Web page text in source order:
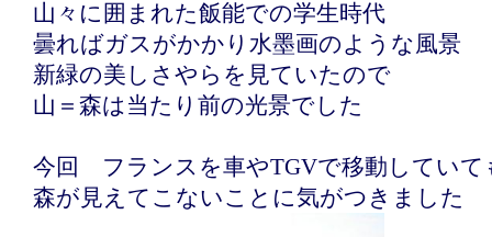
山々に囲まれた飯能での学生時代
曇ればガスがかかり水墨画のような風景
新緑の美しさやらを見ていたので
山＝森は当たり前の光景でした
今回 フランスを車やTGVで移動していて
森が見えてこないことに気がつきました